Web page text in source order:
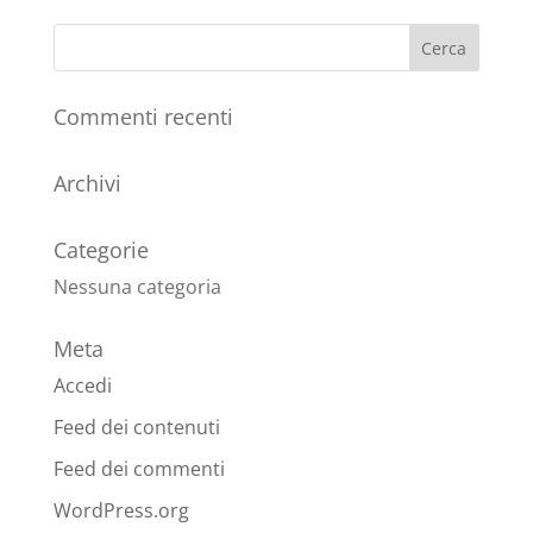
Commenti recenti
Archivi
Categorie
Nessuna categoria
Meta
Accedi
Feed dei contenuti
Feed dei commenti
WordPress.org